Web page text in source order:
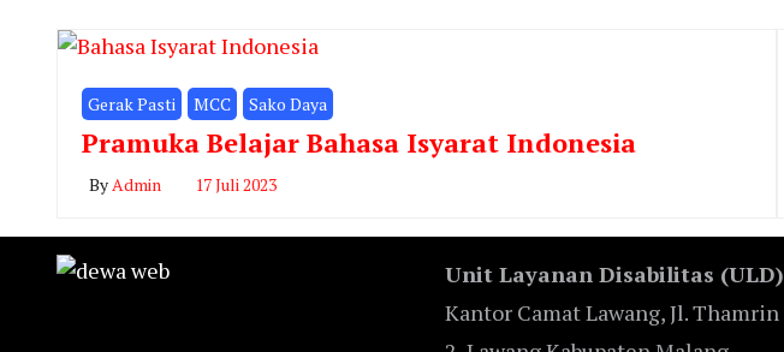
Gerak Pasti MCC Sako Daya
Pramuka Belajar Bahasa Isyarat Indonesia
By Admin 17 Juli 2023
Unit Layanan Disabilitas (ULD)
Kantor Camat Lawang, Jl. Thamrin